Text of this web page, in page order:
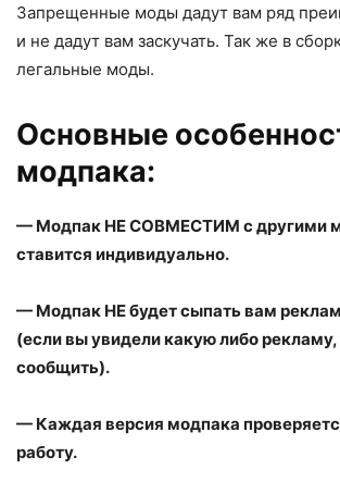
Запрещенные моды дадут вам ряд
и не дадут вам заскучать. Так же в
легальные моды.
Основные
модпака:
— Модпак НЕ СОВМЕСТИМ с другими
ставится индивидуально.
— Модпак НЕ будет сыпать вам
(если вы увидели какую либо рекламу,
сообщить).
— Каждая версия модпака
работу.